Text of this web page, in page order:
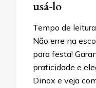
usá-lo
Tempo de
Não erre na
para festa!
praticidade e
Dinox e veja